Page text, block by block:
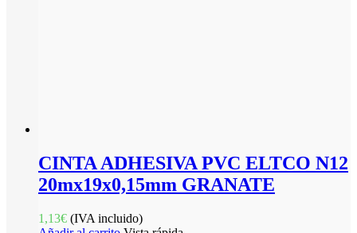
CINTA ADHESIVA PVC ELTCO N12
20mx19x0,15mm GRANATE
1,13€ (IVA incluido)